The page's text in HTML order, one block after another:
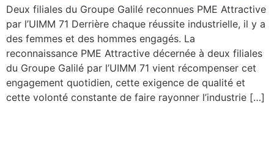
Deux filiales du Groupe Galilé reconnues PME Attractive
par l’UIMM 71 Derrière chaque réussite industrielle, il y a
des femmes et des hommes engagés. La
reconnaissance PME Attractive décernée à deux filiales
du Groupe Galilé par l’UIMM 71 vient récompenser cet
engagement quotidien, cette exigence de qualité et
cette volonté constante de faire rayonner l’industrie […]